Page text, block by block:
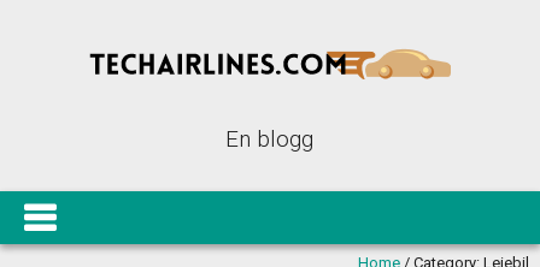
En blogg
Home /Category:Leiebil